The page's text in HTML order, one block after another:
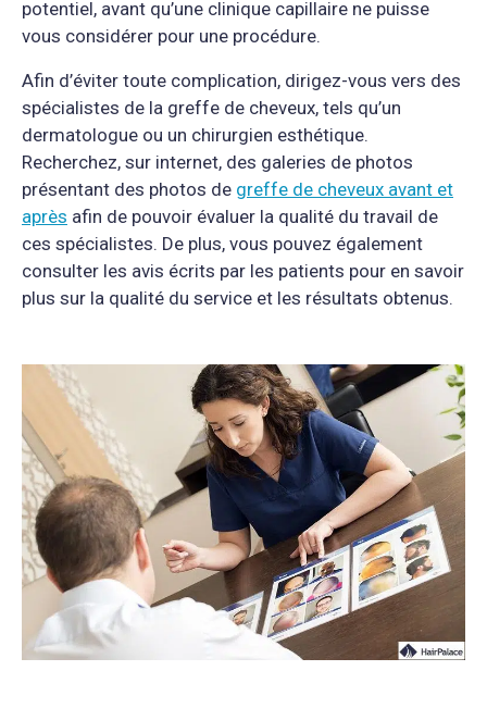
potentiel, avant qu’une clinique capillaire ne puisse
vous considérer pour une procédure.
Afin d’éviter toute complication, dirigez-vous vers des
spécialistes de la greffe de cheveux, tels qu’un
dermatologue ou un chirurgien esthétique.
Recherchez, sur internet, des galeries de photos
présentant des photos de greffe de cheveux avant et
après afin de pouvoir évaluer la qualité du travail de
ces spécialistes. De plus, vous pouvez également
consulter les avis écrits par les patients pour en savoir
plus sur la qualité du service et les résultats obtenus.